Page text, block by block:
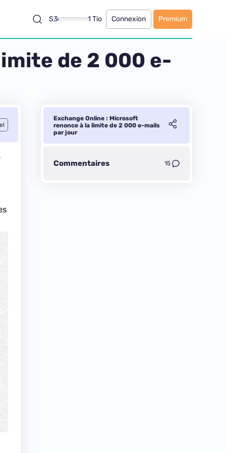
S3 1 Tio Connexion Premium
de 2 000 e-
Exchange Online : Microsoft
renonce à la limite de 2 000 e-mails
par jour
Commentaires 15